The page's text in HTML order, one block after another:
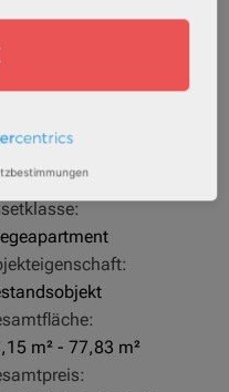
%
m² - 77,83 m²